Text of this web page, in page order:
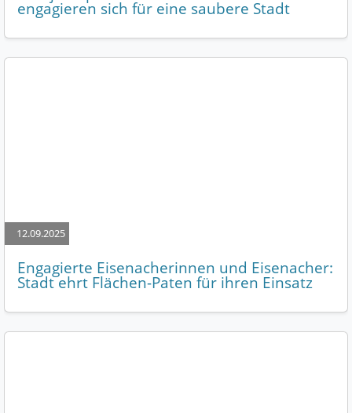
engagieren sich für eine saubere Stadt
12.09.2025
Engagierte Eisenacherinnen und Eisenacher:
Stadt ehrt Flächen-Paten für ihren Einsatz